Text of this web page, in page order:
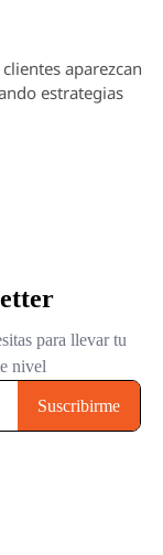
aparezcan
estrategias